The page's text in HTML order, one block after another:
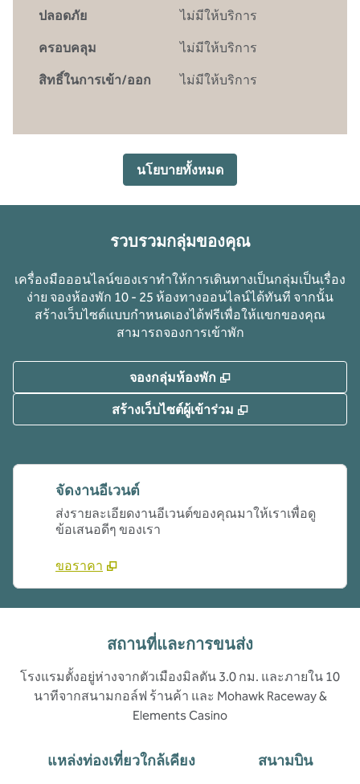
ปลอดภัย ไม่มีให้บริการ
ครอบคลุม ไม่มีให้บริการ
สิทธิ์ในการเข้า/ออก ไม่มีให้บริการ
นโยบายทั้งหมด
รวบรวมกลุ่มของคุณ
เครื่องมือออนไลน์ของเราทําให้การเดินทางเป็นกลุ่มเป็นเรื่อง
ง่าย จองห้องพัก 10 - 25 ห้องทางออนไลน์ได้ทันที จากนั้น
สร้างเว็บไซต์แบบกําหนดเองได้ฟรีเพื่อให้แขกของคุณ
สามารถจองการเข้าพัก
จองกลุ่มห้องพัก ,
สร้างเว็บไซต์ผู้เข้าร่วม ,
จัดงานอีเวนต์
ส่งรายละเอียดงานอีเวนต์ของคุณมาให้เราเพื่อดู
ข้อเสนอดีๆ ของเรา
ขอราคา
สถานที่และการขนส่ง
โรงแรมตั้งอยู่ห่างจากตัวเมืองมิลตัน 3.0 กม. และภายใน 10
นาทีจากสนามกอล์ฟ ร้านค้า และ Mohawk Raceway &
Elements Casino
แหล่งท่องเที่ยวใกล้เคียง สนามบิน